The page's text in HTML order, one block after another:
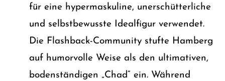
für eine hypermaskuline, unerschütterliche
und selbstbewusste Idealfigur verwendet.
Die Flashback-Community stufte Hamberg
auf humorvolle Weise als den ultimativen,
bodenständigen „Chad“ ein. Während